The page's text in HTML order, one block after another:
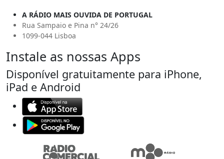
A RÁDIO MAIS OUVIDA DE PORTUGAL
Rua Sampaio e Pina n° 24/26
1099-044 Lisboa
Instale as nossas Apps
Disponível gratuitamente para iPhone,
iPad e Android